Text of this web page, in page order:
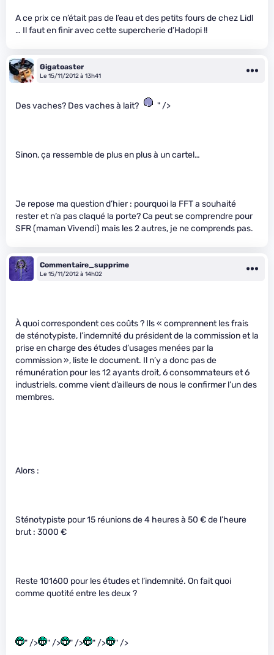
A ce prix ce n’était pas de l’eau et des petits fours de chez Lidl
… Il faut en finir avec cette supercherie d’Hadopi !!
Gigatoaster
Le 15/11/2012 à 13h41
Des vaches? Des vaches à lait? " />
Sinon, ça ressemble de plus en plus à un cartel…
Je repose ma question d’hier : pourquoi la FFT a souhaité
rester et n’a pas claqué la porte? Ca peut se comprendre pour
SFR (maman Vivendi) mais les 2 autres, je ne comprends pas.
Commentaire_supprime
Le 15/11/2012 à 14h02
À quoi correspondent ces coûts ? Ils « comprennent les frais
de sténotypiste, l’indemnité du président de la commission et la
prise en charge des études d’usages menées par la
commission », liste le document. Il n’y a donc pas de
rémunération pour les 12 ayants droit, 6 consommateurs et 6
industriels, comme vient d’ailleurs de nous le confirmer l’un des
membres.
Alors :
Sténotypiste pour 15 réunions de 4 heures à 50 € de l’heure
brut : 3000 €
Reste 101600 pour les études et l’indemnité. On fait quoi
comme quotité entre les deux ?
" /> " /> " /> " /> " />